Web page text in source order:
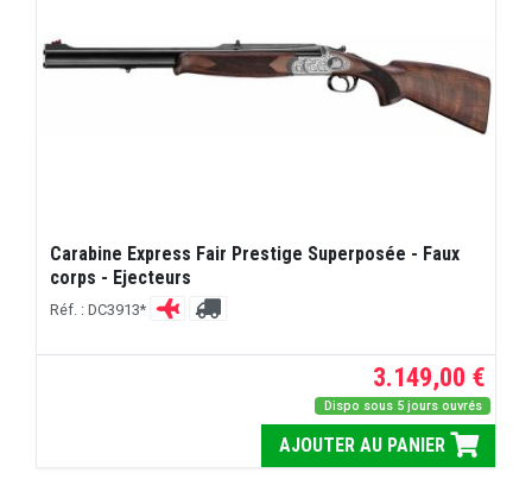
Carabine Express Fair Prestige Superposée - Faux
corps - Ejecteurs
Réf. : DC3913*
3.149,00 €
Dispo sous 5 jours ouvrés
AJOUTER AU PANIER